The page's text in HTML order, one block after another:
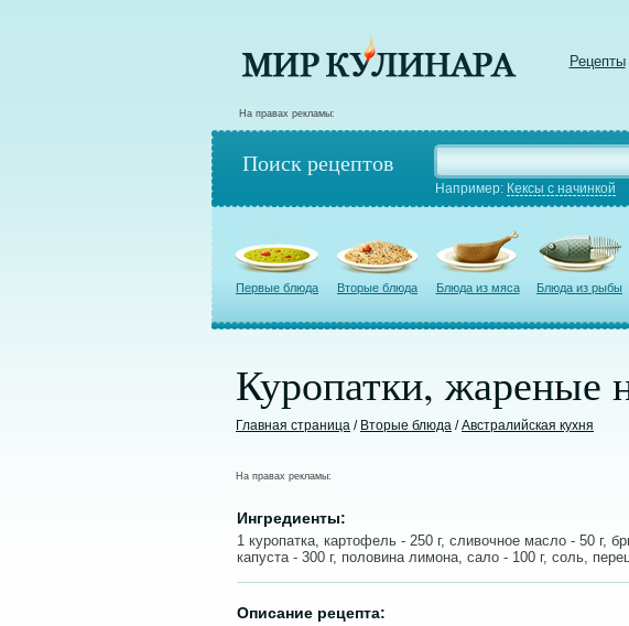
Рецепты
На правах рекламы:
Поиск рецептов
Например: Кексы с начинкой
Первые блюда Вторые блюда Блюда из мяса Блюда из рыбы
Куропатки, жареные
Главная страница / Вторые блюда /Австралийская кухня
На правах рекламы:
Ингредиенты:
1 куропатка, картофель - 250 г, сливочное масло - 50 г,
капуста - 300 г, половина лимона, сало - 100 г, соль,
Описание рецепта: